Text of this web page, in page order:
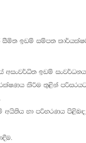
ඉඩම් සම්පත
අසංවර්ධිත ඉඩම්
කිරීම තුළින්
අයිතිය හා පරිහරණය